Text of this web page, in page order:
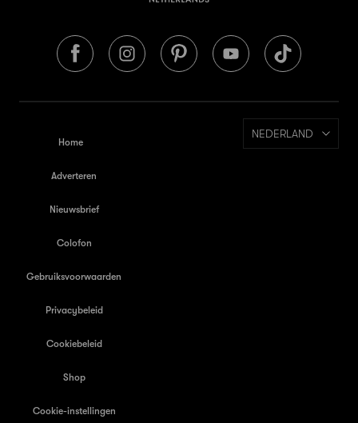
Home
Adverteren
Nieuwsbrief
Colofon
Gebruiksvoorwaarden
Privacybeleid
Cookiebeleid
Shop
Cookie-instellingen
NEDERLAND